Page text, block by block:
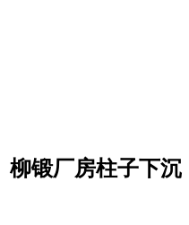
柳锻厂房柱子下沉